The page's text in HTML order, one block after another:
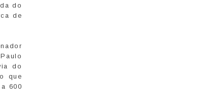
do
de
do
que
600